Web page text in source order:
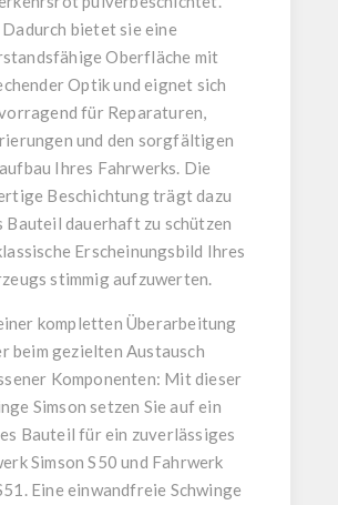
Dadurch bietet sie eine
Oberfläche mit
Optik und eignet sich
für Reparaturen,
und den sorgfältigen
Ihres Fahrwerks. Die
Beschichtung trägt dazu
Bauteil dauerhaft zu schützen
Erscheinungsbild Ihres
stimmig aufzuwerten.
kompletten Überarbeitung
beim gezielten Austausch
Komponenten: Mit dieser
Simson setzen Sie auf ein
Bauteil für ein zuverlässiges
Simson S50 und Fahrwerk
. Eine einwandfreie Schwinge